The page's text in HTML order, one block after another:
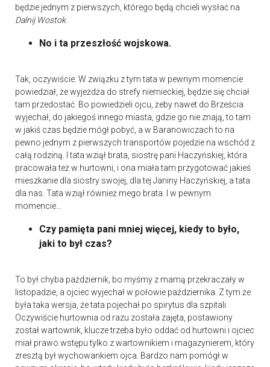
będzie jednym z pierwszych, którego będą chcieli wysłać na
Dalnij Wostok.
No i ta przeszłość wojskowa.
Tak, oczywiście. W związku z tym tata w pewnym momencie
powiedział, że wyjeżdża do strefy niemieckiej, będzie się chciał
tam przedostać. Bo powiedzieli ojcu, żeby nawet do Brześcia
wyjechał, do jakiegoś innego miasta, gdzie go nie znają, to tam
w jakiś czas będzie mógł pobyć, a w Baranowiczach to na
pewno jednym z pierwszych transportów pojedzie na wschód z
całą rodziną. I tata wziął brata, siostrę pani Haczyńskiej, która
pracowała też w hurtowni, i ona miała tam przygotować jakieś
mieszkanie dla siostry swojej, dla tej Janiny Haczyńskiej, a tata
dla nas. Tata wziął również mego brata. I w pewnym
momencie…
Czy pamięta pani mniej więcej, kiedy to było,
jaki to był czas?
To był chyba październik, bo myśmy z mamą przekraczały w
listopadzie, a ojciec wyjechał w połowie października. Z tym że
była taka wersja, że tata pojechał po spirytus dla szpitali.
Oczywiście hurtownia od razu została zajęta, postawiony
został wartownik, klucze trzeba było oddać od hurtowni i ojciec
miał prawo wstępu tylko z wartownikiem i magazynierem, który
zresztą był wychowankiem ojca. Bardzo nam pomógł w